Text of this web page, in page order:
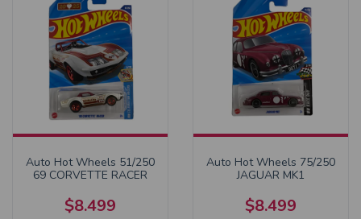
Auto Hot Wheels 51/250
69 CORVETTE RACER
$8.499
Auto Hot Wheels 75/250
JAGUAR MK1
$8.499